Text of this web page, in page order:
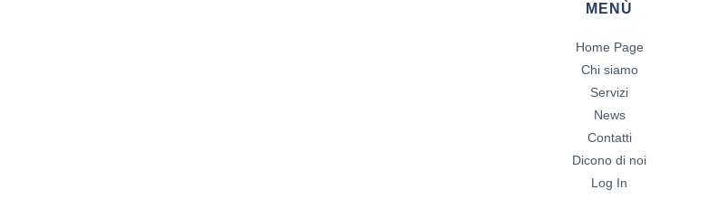
MENÙ
Home Page
Chi siamo
Servizi
News
Contatti
Dicono di noi
Log In